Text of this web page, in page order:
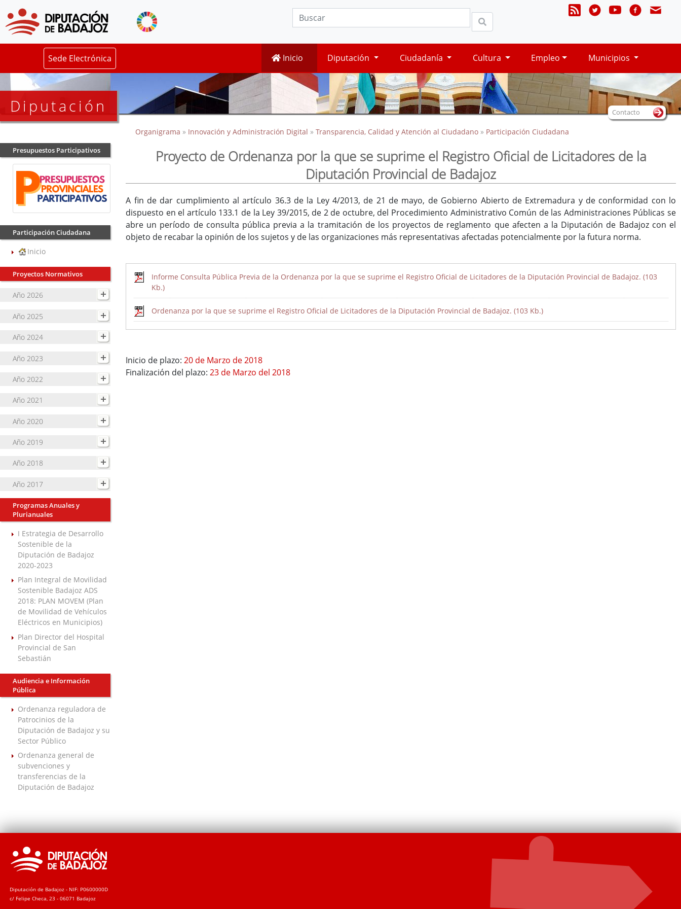
Sede Electrónica Inicio Diputación Ciudadanía Cultura Empleo Municipios
Diputación
Presupuestos Participativos
Participación Ciudadana
Inicio
Proyectos Normativos
Año 2026
Año 2025
Año 2024
Año 2023
Año 2022
Año 2021
Año 2020
Año 2019
Año 2018
Año 2017
Programas Anuales y
Plurianuales
I Estrategia de Desarrollo
Sostenible de la
Diputación de Badajoz
2020-2023
Plan Integral de Movilidad
Sostenible Badajoz ADS
2018: PLAN MOVEM (Plan
de Movilidad de Vehículos
Eléctricos en Municipios)
Plan Director del Hospital
Provincial de San
Sebastián
Audiencia e Información
Pública
Ordenanza reguladora de
Patrocinios de la
Diputación de Badajoz y su
Sector Público
Ordenanza general de
subvenciones y
transferencias de la
Diputación de Badajoz
Organigrama » Innovación y Administración Digital » Transparencia, Calidad y Atención al Ciudadano» Participación Ciudadana
Proyecto de Ordenanza por la que se suprime el Registro Oficial de Licitadores de la
Diputación Provincial de Badajoz
A fin de dar cumplimiento al artículo 36.3 de la Ley 4/2013, de 21 de mayo, de Gobierno Abierto de Extremadura y de conformidad con lo
dispuesto en el artículo 133.1 de la Ley 39/2015, de 2 de octubre, del Procedimiento Administrativo Común de las Administraciones Públicas se
abre un período de consulta pública previa a la tramitación de los proyectos de reglamento que afecten a la Diputación de Badajoz con el
objeto de recabar la opinión de los sujetos y de las organizaciones más representativas afectadas potencialmente por la futura norma.
Informe Consulta Pública Previa de la Ordenanza por la que se suprime el Registro Oficial de Licitadores de la Diputación Provincial de Badajoz. (103
Kb.)
Ordenanza por la que se suprime el Registro Oficial de Licitadores de la Diputación Provincial de Badajoz. (103 Kb.)
Inicio de plazo:20 de Marzo de 2018
Finalización del plazo:23 de Marzo del 2018
Contacto
Diputación de Badajoz - NIF: P0600000D
c/ Felipe Checa, 23 - 06071 Badajoz